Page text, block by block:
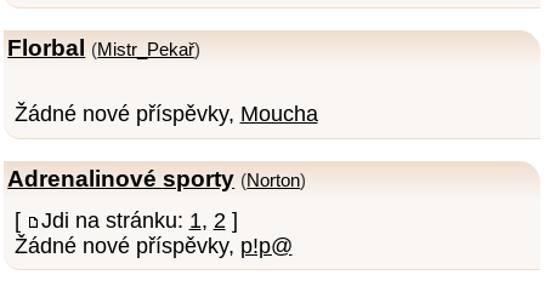
Florbal (Mistr_Pekař)
Žádné nové příspěvky, Moucha
Adrenalinové sporty (Norton)
[ Jdi na stránku: 1, 2 ]
Žádné nové příspěvky, p!p@